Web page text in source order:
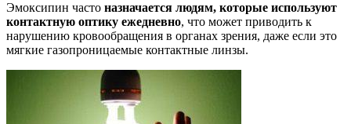
Эмоксипин часто назначается людям, которые используют
контактную оптику ежедневно, что может приводить к
нарушению кровообращения в органах зрения, даже если это
мягкие газопроницаемые контактные линзы.